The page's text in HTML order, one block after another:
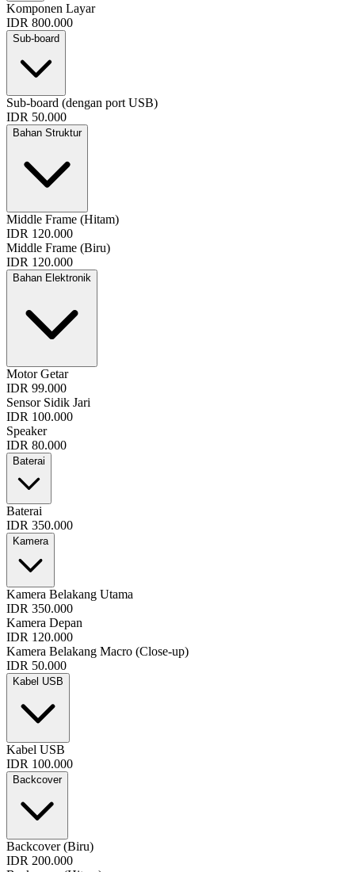
Komponen Layar
IDR 800.000
Sub-board
Sub-board (dengan port USB)
IDR 50.000
Bahan Struktur
Middle Frame (Hitam)
IDR 120.000
Middle Frame (Biru)
IDR 120.000
Bahan Elektronik
Motor Getar
IDR 99.000
Sensor Sidik Jari
IDR 100.000
Speaker
IDR 80.000
Baterai
Baterai
IDR 350.000
Kamera
Kamera Belakang Utama
IDR 350.000
Kamera Depan
IDR 120.000
Kamera Belakang Macro (Close-up)
IDR 50.000
Kabel USB
Kabel USB
IDR 100.000
Backcover
Backcover (Biru)
IDR 200.000